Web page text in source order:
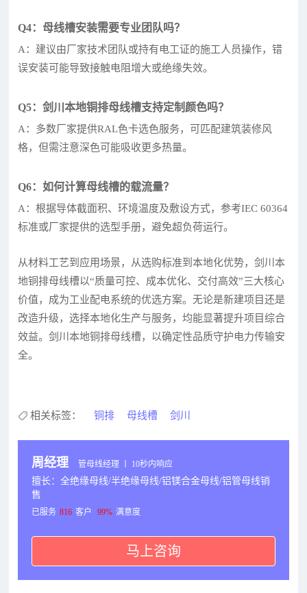
Q4：母线槽安装需要专业团队吗？
A：建议由厂家技术团队或持有电工证的施工人员操作，错
误安装可能导致接触电阻增大或绝缘失效。
Q5：剑川本地铜排母线槽支持定制颜色吗？
A：多数厂家提供RAL色卡选色服务，可匹配建筑装修风
格，但需注意深色可能吸收更多热量。
Q6：如何计算母线槽的载流量？
A：根据导体截面积、环境温度及敷设方式，参考IEC 60364
标准或厂家提供的选型手册，避免超负荷运行。
从材料工艺到应用场景，从选购标准到本地化优势，剑川本
地铜排母线槽以“质量可控、成本优化、交付高效”三大核心
价值，成为工业配电系统的优选方案。无论是新建项目还是
改造升级，选择本地化生产与服务，均能显著提升项目综合
效益。剑川本地铜排母线槽，以确定性品质守护电力传输安
全。
相关标签： 铜排 母线槽 剑川
周经理 管母线经理 丨 10秒内响应
擅长：全绝缘母线/半绝缘母线/铝镁合金母线/铝管母线销
售
已服务 816 客户 99% 满意度
马上咨询